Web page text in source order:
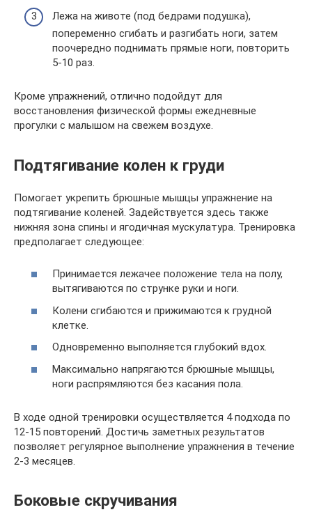
Лежа на животе (под бедрами подушка),
попеременно сгибать и разгибать ноги, затем
поочередно поднимать прямые ноги, повторить
5-10 раз.
Кроме упражнений, отлично подойдут для
восстановления физической формы ежедневные
прогулки с малышом на свежем воздухе.
Подтягивание колен к груди
Помогает укрепить брюшные мышцы упражнение на
подтягивание коленей. Задействуется здесь также
нижняя зона спины и ягодичная мускулатура. Тренировка
предполагает следующее:
Принимается лежачее положение тела на полу,
вытягиваются по струнке руки и ноги.
Колени сгибаются и прижимаются к грудной
клетке.
Одновременно выполняется глубокий вдох.
Максимально напрягаются брюшные мышцы,
ноги распрямляются без касания пола.
В ходе одной тренировки осуществляется 4 подхода по
12-15 повторений. Достичь заметных результатов
позволяет регулярное выполнение упражнения в течение
2-3 месяцев.
Боковые скручивания